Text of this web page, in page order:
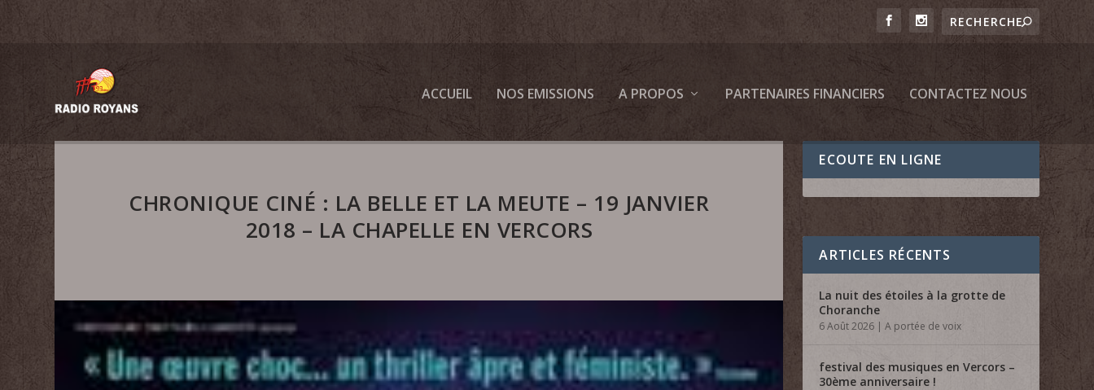
ACCUEIL NOS EMISSIONS A PROPOS PARTENAIRES FINANCIERS CONTACTEZ NOUS
CHRONIQUE CINÉ : LA BELLE ET LA MEUTE – 19 JANVIER
2018 – LA CHAPELLE EN VERCORS
ECOUTE EN LIGNE
ARTICLES RÉCENTS
La nuit des étoiles à la grotte de
Choranche
6 Août 2026 |A portée de voix
festival des musiques en Vercors –
30ème anniversaire !